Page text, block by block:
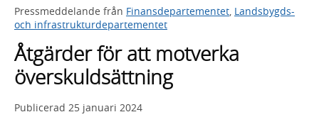
framträder
en
lista
med
sökförslag
Pressmeddelande från Finansdepartementet, Landsbygds-
och infrastrukturdepartementet
Åtgärder för att motverka
överskuldsättning
Publicerad 25 januari 2024